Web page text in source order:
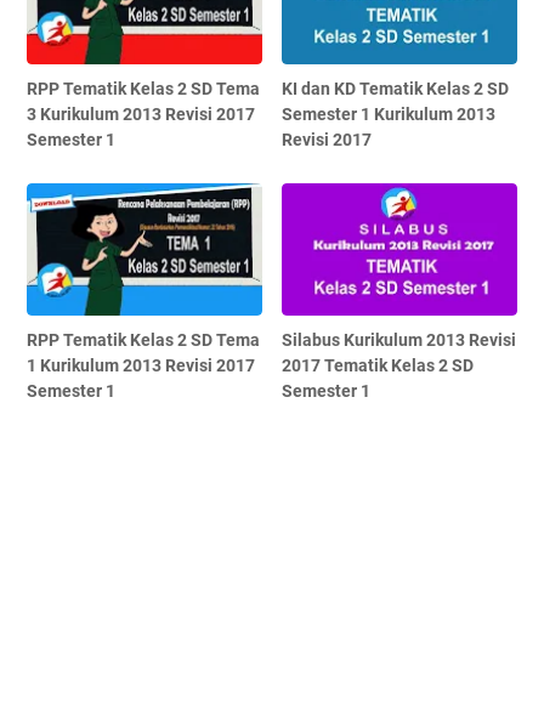
RPP Tematik Kelas 2 SD Tema
3 Kurikulum 2013 Revisi 2017
Semester 1
KI dan KD Tematik Kelas 2 SD
Semester 1 Kurikulum 2013
Revisi 2017
RPP Tematik Kelas 2 SD Tema
1 Kurikulum 2013 Revisi 2017
Semester 1
Silabus Kurikulum 2013 Revisi
2017 Tematik Kelas 2 SD
Semester 1